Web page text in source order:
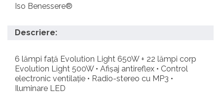
Iso Benessere®
Descriere:
6 lămpi față Evolution Light 650W + 22 lămpi corp
Evolution Light 500W • Afișaj antireflex • Control
electronic ventilație • Radio-stereo cu MP3 •
Iluminare LED